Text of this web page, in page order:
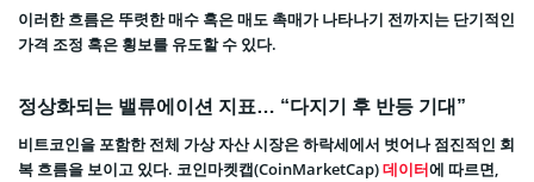
이러한 흐름은 뚜렷한 매수 혹은 매도 촉매가 나타나기 전까지는 단기적인
가격 조정 혹은 횡보를 유도할 수 있다.
정상화되는 밸류에이션 지표… “다지기 후 반등 기대”
비트코인을 포함한 전체 가상 자산 시장은 하락세에서 벗어나 점진적인 회
복 흐름을 보이고 있다. 코인마켓캡(CoinMarketCap)데이터에 따르면,